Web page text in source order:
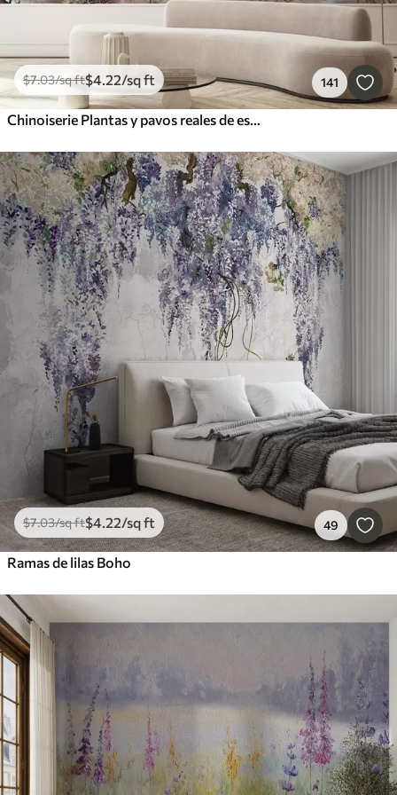
$7.03/sq ft$4.22/sq ft 141
Chinoiserie Plantas y pavos reales de estilo chino
$7.03/sq ft$4.22/sq ft 49
Ramas de lilas Boho